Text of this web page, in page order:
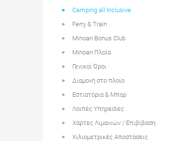
Camping all Inclusive
Ferry & Train
Minoan Bonus Club
Minoan Πλοία
Γενικοί Όροι
Διαμονή στο πλοίο
Εστιατόρια & Μπαρ
Λοιπές Υπηρεσίες
Χάρτες Λιμανιών / Επιβίβαση
Χιλιομετρικές Αποστάσεις